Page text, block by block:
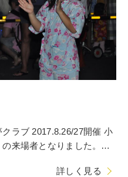
ラブ 2017.8.26/27開催 小
来場者となりました。屋
詳しく見る